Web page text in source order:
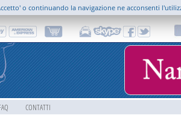
CONTATTI
o continuando la navigazione ne acconsenti